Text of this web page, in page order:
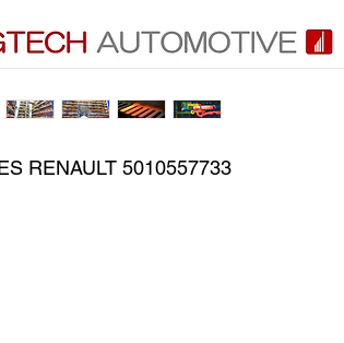
RENAULT 5010557733